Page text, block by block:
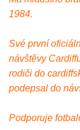
1984.
Své první
návštěvy
rodiči do
podepsal do
Podporuje